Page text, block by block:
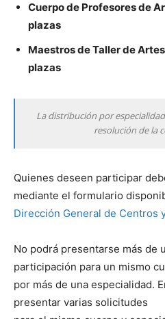
Cuerpo de Profesores de
plazas
Maestros de Taller de
plazas
La distribución por
resolución de la
Quienes deseen participar
mediante el formulario
Dirección General de Centros
No podrá presentarse más de
participación para un mismo
por más de una especialidad.
presentar varias solicitudes